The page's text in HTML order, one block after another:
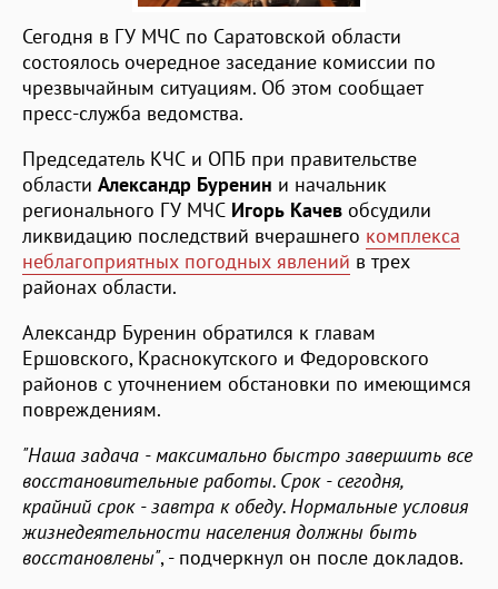
Сегодня в ГУ МЧС по Саратовской области
состоялось очередное заседание комиссии по
чрезвычайным ситуациям. Об этом сообщает
пресс-служба ведомства.
Председатель КЧС и ОПБ при правительстве
области Александр Буренин и начальник
регионального ГУ МЧС Игорь Качев обсудили
ликвидацию последствий вчерашнего комплекса
неблагоприятных погодных явлений в трех
районах области.
Александр Буренин обратился к главам
Ершовского, Краснокутского и Федоровского
районов с уточнением обстановки по имеющимся
повреждениям.
"Наша задача - максимально быстро завершить все
восстановительные работы. Срок - сегодня,
крайний срок - завтра к обеду. Нормальные условия
жизнедеятельности населения должны быть
восстановлены", - подчеркнул он после докладов.